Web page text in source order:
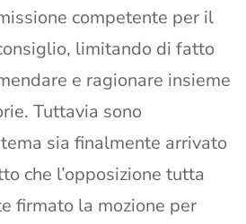
competente per il
limitando di fatto
e ragionare insieme
Tuttavia sono
sia finalmente arrivato
che l’opposizione tutta
firmato la mozione per